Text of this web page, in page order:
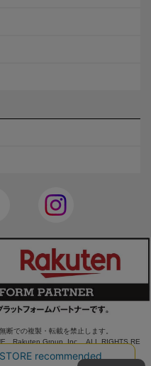
断での複製・転載を禁止します。
Rakuten Group, Inc. ALL RIGHTS RE